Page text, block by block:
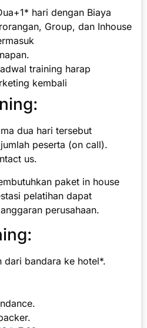
hari dengan Biaya
Group, dan Inhouse
training harap
kembali
dua hari tersebut
peserta (on call).
us.
paket in house
pelatihan dapat
perusahaan.
dari bandara ke hotel*.